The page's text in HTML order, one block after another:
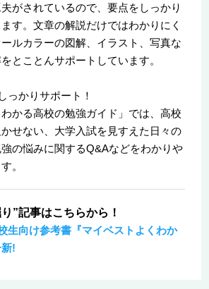
がされているので、要点をしっかり
す。文章の解説だけではわかりにく
ルカラーの図解、イラスト、写真な
とことんサポートしています。
っかりサポート！
かる高校の勉強ガイド」では、高校
せない、大学入試を見すえた日々の
の悩みに関するQ&Aなどをわかりや
。
”記事はこちらから！
生向け参考書『マイベストよくわか
!